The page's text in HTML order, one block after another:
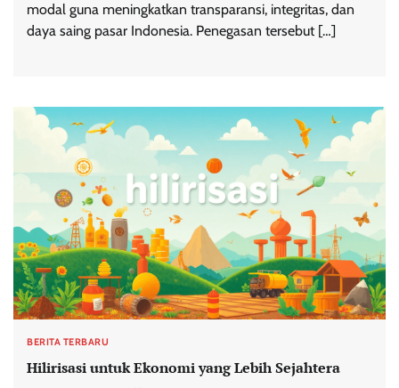
modal guna meningkatkan transparansi, integritas, dan
daya saing pasar Indonesia. Penegasan tersebut […]
BERITA TERBARU
Hilirisasi untuk Ekonomi yang Lebih Sejahtera